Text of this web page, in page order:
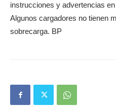
instrucciones y advertencias
Algunos cargadores no tienen
sobrecarga. BP